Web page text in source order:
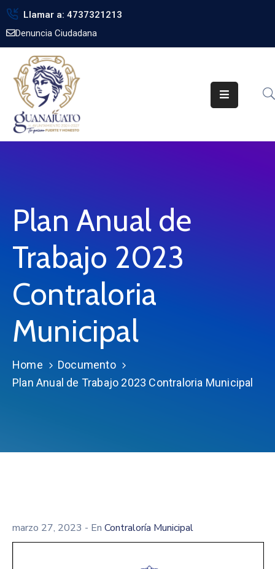
Llamar a: 4737321213
Denuncia Ciudadana
Inicio
Gobierno
Trámites
Noticias
Pública
Biblioteca
Plan Anual de
Trabajo 2023
Contraloria
Municipal
Home
Documento
Plan Anual de Trabajo 2023 Contraloria Municipal
marzo 27, 2023 - En Contraloría Municipal